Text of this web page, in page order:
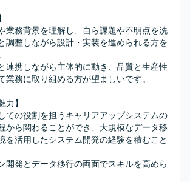
業務背景を理解し、自ら課題や不明点を洗
調整しながら設計・実装を進められる方を
連携しながら主体的に動き、品質と生産性
業務に取り組める方が望ましいです。
力】
ての役割を担うキャリアアップシステムの
から関わることができ、大規模なデータ移
を活用したシステム開発の経験を積むこと
開発とデータ移行の両面でスキルを高めら